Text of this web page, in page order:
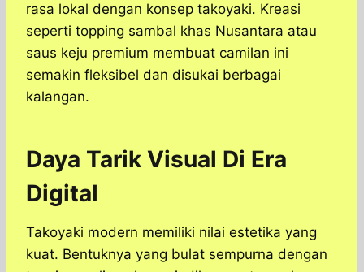
rasa lokal dengan konsep takoyaki. Kreasi
seperti topping sambal khas Nusantara atau
saus keju premium membuat camilan ini
semakin fleksibel dan disukai berbagai
kalangan.
Daya Tarik Visual Di Era
Digital
Takoyaki modern memiliki nilai estetika yang
kuat. Bentuknya yang bulat sempurna dengan